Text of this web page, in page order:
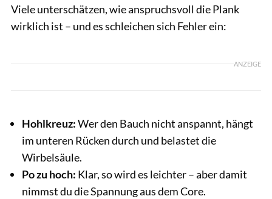
Viele unterschätzen, wie anspruchsvoll die Plank
wirklich ist – und es schleichen sich Fehler ein:
ANZEIGE
Hohlkreuz:Wer den Bauch nicht anspannt, hängt
im unteren Rücken durch und belastet die
Wirbelsäule.
Po zu hoch: Klar, so wird es leichter – aber damit
nimmst du die Spannung aus dem Core.